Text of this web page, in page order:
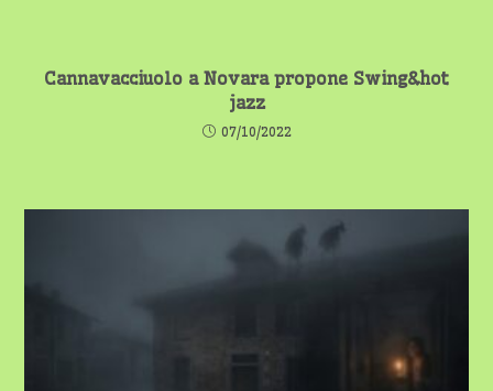
Cannavacciuolo a Novara propone Swing&hot
jazz
07/10/2022